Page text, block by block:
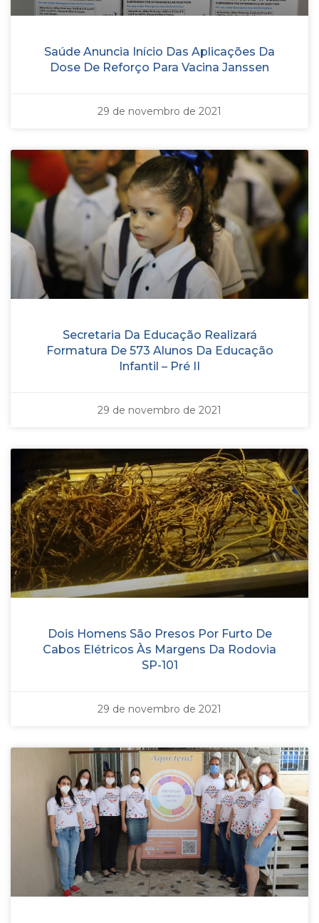
Saúde Anuncia Início Das Aplicações Da
Dose De Reforço Para Vacina Janssen
29 de novembro de 2021
Secretaria Da Educação Realizará
Formatura De 573 Alunos Da Educação
Infantil – Pré II
29 de novembro de 2021
Dois Homens São Presos Por Furto De
Cabos Elétricos Às Margens Da Rodovia
SP-101
29 de novembro de 2021